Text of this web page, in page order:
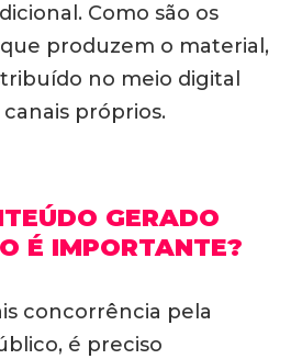
Como são os
produzem o material,
no meio digital
próprios.
GERADO
É IMPORTANTE?
concorrência pela
é preciso